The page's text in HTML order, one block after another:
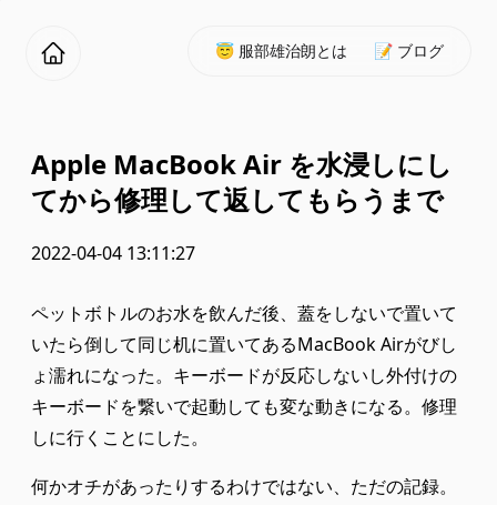
😇 服部雄治朗とは 📝 ブログ
Apple MacBook Air を水浸しにし
てから修理して返してもらうまで
2022-04-04 13:11:27
ペットボトルのお水を飲んだ後、蓋をしないで置いて
いたら倒して同じ机に置いてあるMacBook Airがびし
ょ濡れになった。キーボードが反応しないし外付けの
キーボードを繋いで起動しても変な動きになる。修理
しに行くことにした。
何かオチがあったりするわけではない、ただの記録。